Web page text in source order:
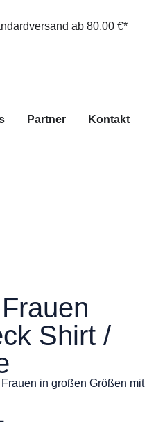
ab 80,00 €*
Partner Kontakt
Shirt /
in großen Größen mit